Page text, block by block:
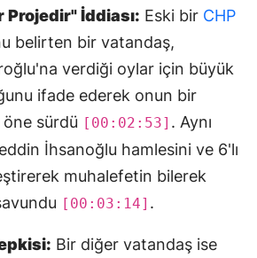
Projedir" İddiası: Eski bir CHP
belirten bir vatandaş,
verdiği oylar için büyük
ifade ederek onun bir
sürdü [00:02:53] . Aynı
İhsanoğlu hamlesini ve 6'lı
muhalefetin bilerek
[00:03:14] .
Bir diğer vatandaş ise